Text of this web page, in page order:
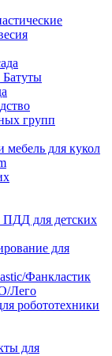
Батуты
групп
для кукол
ПДД для детских
для
Фанкластик
Лего
робототехники
для